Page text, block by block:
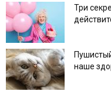
Три
наше